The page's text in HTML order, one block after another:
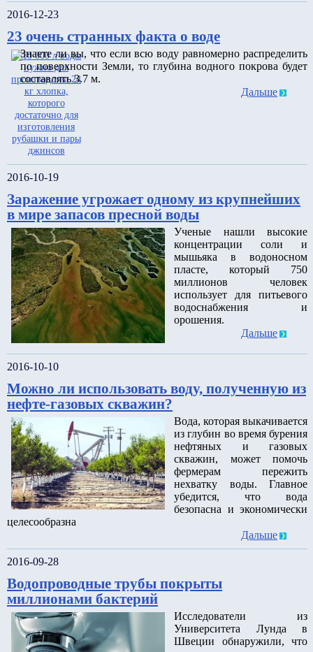
2016-12-23
23 очень странных факта о воде
Знаете ли вы, что если всю воду равномерно распределить
по поверхности Земли, то глубина водного покрова будет
составлять 3.7 м.
Дальше
2016-10-19
Заражение угрожает одному из крупнейших
в мире запасов пресной воды
Ученые нашли высокие
концентрации соли и
мышьяка в водоносном
пласте, который 750
миллионов человек
использует для питьевого
водоснабжения и
орошения.
Дальше
2016-10-10
Можно ли использовать воду, полученную из
нефте-газовых скважин?
Вода, которая выкачивается
из глубин во время бурения
нефтяных и газовых
скважин, может помочь
фермерам пережить
нехватку воды. Главное
убедится, что вода
безопасна и экономически
целесообразна
Дальше
2016-09-28
Водопроводные трубы покрыты
миллионами бактерий
Исследователи из
Университета Лунда в
Швеции обнаружили, что